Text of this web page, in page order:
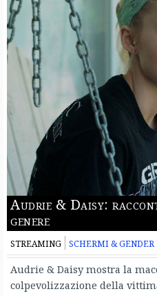
Audrie & Daisy:
genere
STREAMING SCHERMI & GENDER
Audrie & Daisy mostra la
colpevolizzazione della